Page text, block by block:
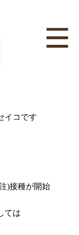
イコです
)接種が開始
ては